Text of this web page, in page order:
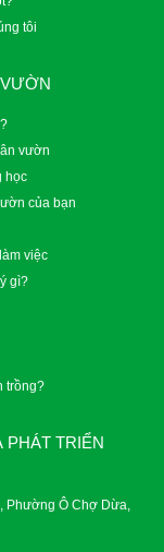
tôi
vườn
học
của bạn
việc
gì?
trồng?
TRIỂN
Phường Ô Chợ Dừa,